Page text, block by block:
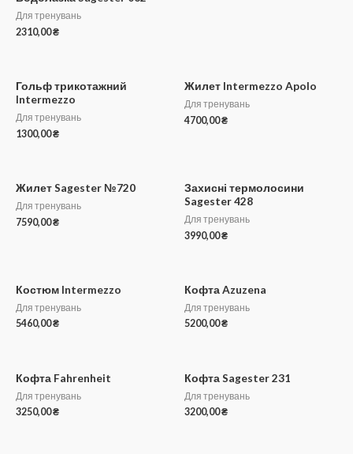
Для тренувань
2310,00₴
Гольф трикотажний
Intermezzo
Для тренувань
1300,00₴
Жилет Intermezzo Apolo
Для тренувань
4700,00₴
Жилет Sagester №720
Для тренувань
7590,00₴
Захисні термолосини
Sagester 428
Для тренувань
3990,00₴
Костюм Intermezzo
Для тренувань
5460,00₴
Кофта Azuzena
Для тренувань
5200,00₴
Кофта Fahrenheit
Для тренувань
3250,00₴
Кофта Sagester 231
Для тренувань
3200,00₴